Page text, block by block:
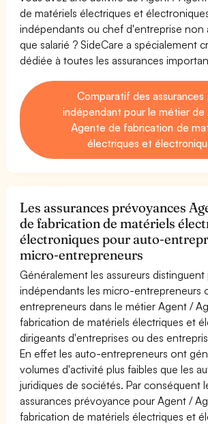
de matériels électriques et
indépendants ou chef d'entreprise non
que salarié ? SideCare a spécialement
dédiée à toutes les assurances
Comparatif des assurances
indépendant pour le métier
Agente de fabrication de
électriques et
Les assurances prévoyances
de fabrication de matériels
électroniques pour auto-
micro-entrepreneurs
Généralement les assureurs distinguent
indépendants les micro-entrepreneurs
entrepreneurs dans le métier Agent /
fabrication de matériels électriques et
dirigeants d'entreprises ou des
En effet les auto-entrepreneurs ont
volumes d'activité plus faibles que les
juridiques de sociétés. Par conséquent
assurances prévoyance pour Agent /
fabrication de matériels électriques et